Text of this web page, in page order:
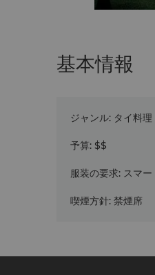
基本情報
ジャンル: タイ料理
予算: $$
服装の要求: スマ
喫煙方針: 禁煙席